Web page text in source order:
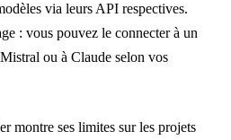
via leurs API respectives.
: vous pouvez le connecter à un
ou à Claude selon vos
montre ses limites sur les projets